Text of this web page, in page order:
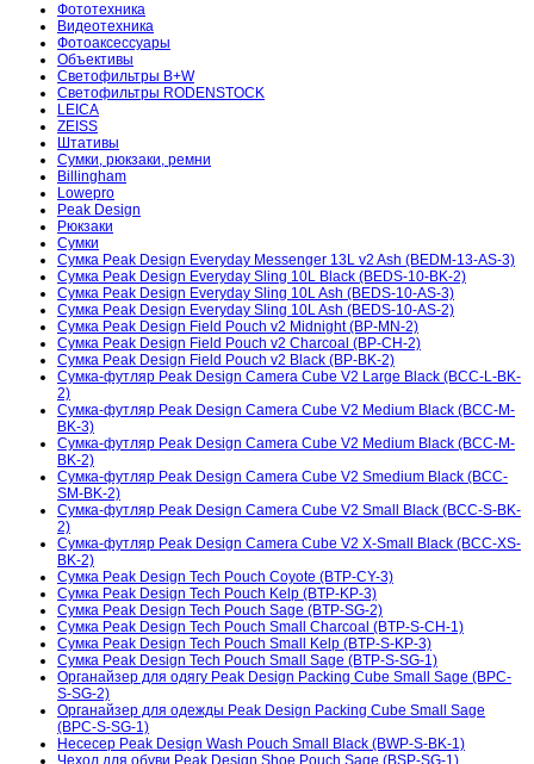
Фототехника
Видеотехника
Фотоаксессуары
Объективы
Светофильтры B+W
Светофильтры RODENSTOCK
LEICA
ZEISS
Штативы
Сумки, рюкзаки, ремни
Billingham
Lowepro
Peak Design
Рюкзаки
Сумки
Сумка Peak Design Everyday Messenger 13L v2 Ash (BEDM-13-AS-3)
Сумка Peak Design Everyday Sling 10L Black (BEDS-10-BK-2)
Сумка Peak Design Everyday Sling 10L Ash (BEDS-10-AS-3)
Сумка Peak Design Everyday Sling 10L Ash (BEDS-10-AS-2)
Сумка Peak Design Field Pouch v2 Midnight (BP-MN-2)
Сумка Peak Design Field Pouch v2 Charcoal (BP-CH-2)
Сумка Peak Design Field Pouch v2 Black (BP-BK-2)
Сумка-футляр Peak Design Camera Cube V2 Large Black (BCC-L-BK-
2)
Сумка-футляр Peak Design Camera Cube V2 Medium Black (BCC-M-
BK-3)
Сумка-футляр Peak Design Camera Cube V2 Medium Black (BCC-M-
BK-2)
Сумка-футляр Peak Design Camera Cube V2 Smedium Black (BCC-
SM-BK-2)
Сумка-футляр Peak Design Camera Cube V2 Small Black (BCC-S-BK-
2)
Сумка-футляр Peak Design Camera Cube V2 X-Small Black (BCC-XS-
BK-2)
Сумка Peak Design Tech Pouch Coyote (BTP-CY-3)
Сумка Peak Design Tech Pouch Kelp (BTP-KP-3)
Сумка Peak Design Tech Pouch Sage (BTP-SG-2)
Сумка Peak Design Tech Pouch Small Charcoal (BTP-S-CH-1)
Сумка Peak Design Tech Pouch Small Kelp (BTP-S-KP-3)
Сумка Peak Design Tech Pouch Small Sage (BTP-S-SG-1)
Органайзер для одягу Peak Design Packing Cube Small Sage (BPC-
S-SG-2)
Органайзер для одежды Peak Design Packing Cube Small Sage
(BPC-S-SG-1)
Несесер Peak Design Wash Pouch Small Black (BWP-S-BK-1)
Чехол для обуви Peak Design Shoe Pouch Sage (BSP-SG-1)